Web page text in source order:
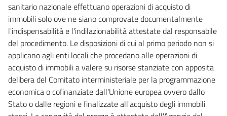
35
36
37
38
39
Titolo III
DISPOSIZIONI FINALI
40
sanitario nazionale effettuano operazioni di acquisto di
immobili solo ove ne siano comprovate documentalmente
l'indispensabilità e l'indilazionabilità attestate dal responsabile
del procedimento. Le disposizioni di cui al primo periodo non si
applicano agli enti locali che procedano alle operazioni di
acquisto di immobili a valere su risorse stanziate con apposita
delibera del Comitato interministeriale per la programmazione
economica o cofinanziate dall'Unione europea ovvero dallo
Stato o dalle regioni e finalizzate all'acquisto degli immobili